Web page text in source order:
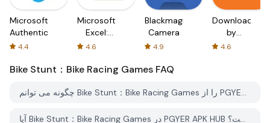
Microsoft
Authenticator
4.4
Microsoft
Excel:
Spreadsheets
4.6
Blackmagic
Camera
4.9
Downloader
by
AFTVnews
4.6
Bike Stunt：Bike Racing Games FAQ
چگونه می توانم Bike Stunt：Bike Racing Games را از PGYER APK HUB دانلود کنم؟
آیا Bike Stunt：Bike Racing Games در PGYER APK HUB رایگان برای دانلود است؟